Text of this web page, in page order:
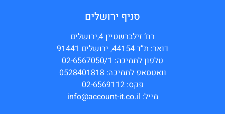
סניף ירושלים
רח’ זילברשטיין 4,ירושלים
דואר: ת”ד 44154, ירושלים 91441
טלפון לתמיכה: 02-6567050/1
וואטסאפ לתמיכה: 0528401818
פקס: 02-6569112
מייל: info@account-it.co.il